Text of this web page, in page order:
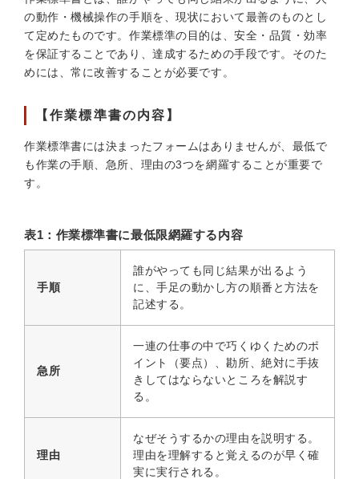
の動作・機械操作の手順を、現状において最善のものとし
て定めたものです。作業標準の目的は、安全・品質・効率
を保証することであり、達成するための手段です。そのた
めには、常に改善することが必要です。
【作業標準書の内容】
作業標準書には決まったフォームはありませんが、最低で
も作業の手順、急所、理由の3つを網羅することが重要で
す。
表1：作業標準書に最低限網羅する内容
手順
誰がやっても同じ結果が出るよう
に、手足の動かし方の順番と方法を
記述する。
急所
一連の仕事の中で巧くゆくためのポ
イント（要点）、勘所、絶対に手抜
きしてはならないところを解説す
る。
理由
なぜそうするかの理由を説明する。
理由を理解すると覚えるのが早く確
実に実行される。